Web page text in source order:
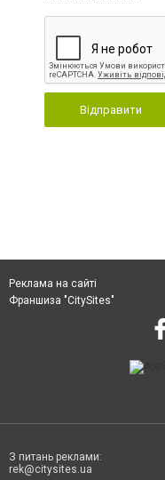
Відправити
Реклама на сайті
Франшиза "CitySites"
З питань реклами:
rek@citysites.ua